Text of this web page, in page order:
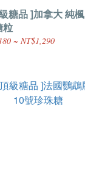
糖品 ]加拿大 純楓
粒
~ NT$1,290